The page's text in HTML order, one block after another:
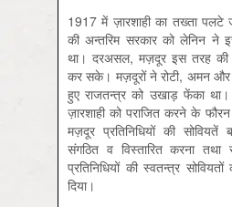
1917 में ज़ारशाही का तख्ता पलटे
की अन्तरिम सरकार को लेनिन ने
था। दरअसल, मज़दूर इस तरह की
कर सके। मज़दूरों ने रोटी, अमन
हुए राजतन्त्र को उखाड़ फेंका
ज़ारशाही को पराजित करने के
मज़दूर प्रतिनिधियों की
संगठित व विस्तारित करना
प्रतिनिधियों की स्वतन्त्र
दिया।